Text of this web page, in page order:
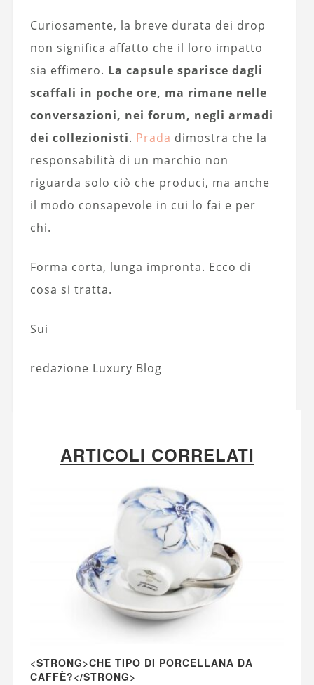
Curiosamente, la breve durata dei drop
non significa affatto che il loro impatto
sia effimero. La capsule sparisce dagli
scaffali in poche ore, ma rimane nelle
conversazioni, nei forum, negli armadi
dei collezionisti. Prada dimostra che la
responsabilità di un marchio non
riguarda solo ciò che produci, ma anche
il modo consapevole in cui lo fai e per
chi.
Forma corta, lunga impronta. Ecco di
cosa si tratta.
Sui
redazione Luxury Blog
ARTICOLI CORRELATI
<STRONG>CHE TIPO DI PORCELLANA DA
CAFFÈ?</STRONG>